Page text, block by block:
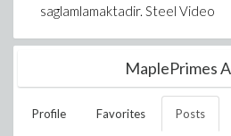
saglamlamaktadir. Steel Video
MaplePrimes
Profile Favorites Posts